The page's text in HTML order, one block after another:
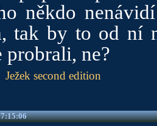
někdo
tak by to od ní
probrali, ne?
Ježek second edition